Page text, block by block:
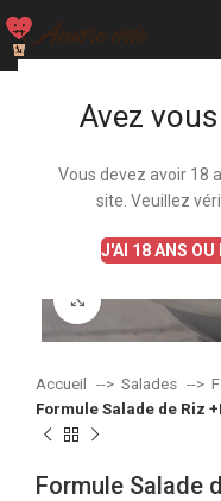
Avez
Vous devez avoir 18
site. Veuillez
J'AI 18 ANS OU
Agrandir
Accueil Salades
Formule Salade de Riz
Formule Salade